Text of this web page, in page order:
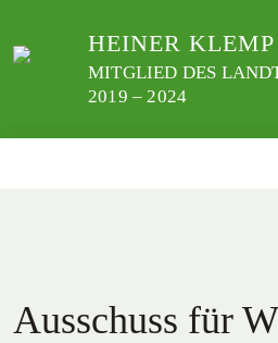
zum
HEINER KLEMP
MITGLIED DES
2019 – 2024
Ausschuss für